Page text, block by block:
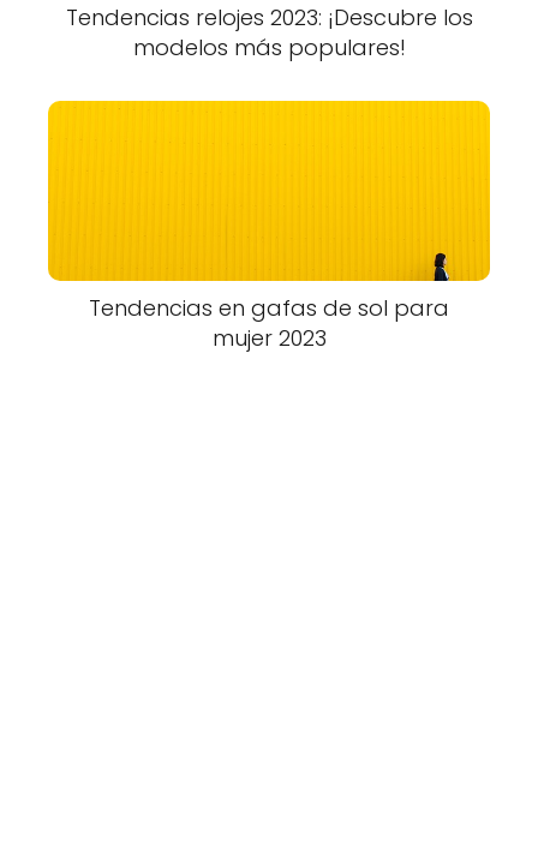
Tendencias relojes 2023: ¡Descubre los
modelos más populares!
Tendencias en gafas de sol para
mujer 2023